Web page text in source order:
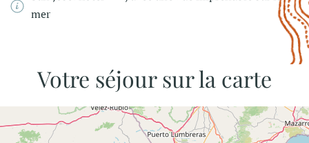
mer
Votre séjour sur la carte